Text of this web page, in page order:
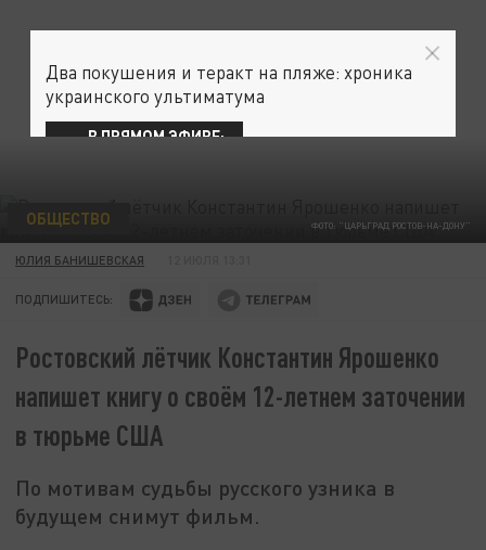
ФОТО: "ЦАРЬГРАД РОСТОВ-НА-ДОНУ"
ОБЩЕСТВО
ЮЛИЯ БАНИШЕВСКАЯ
ПОДПИШИТЕСЬ:
Ростовский лётчик Константин Ярошенко
напишет книгу о своём 12-летнем заточении
в тюрьме США
По мотивам судьбы русского узника в
будущем снимут фильм.
Два покушения и теракт на пляже: хроника
украинского ультиматума
В ПРЯМОМ ЭФИРЕ: